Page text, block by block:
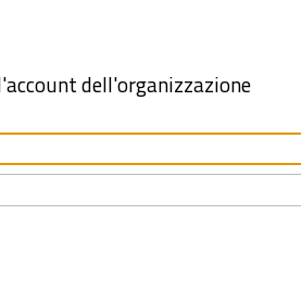
dell'organizzazione